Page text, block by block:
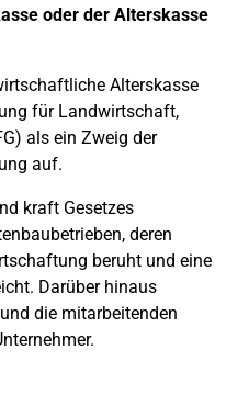
oder der Alterskasse
Alterskasse
für Landwirtschaft,
als ein Zweig der
auf.
kraft Gesetzes
deren
beruht und eine
Darüber hinaus
die mitarbeitenden